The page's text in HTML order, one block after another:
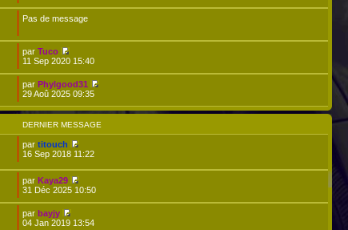
Pas de message
parTuco
11 Sep 2020 15:40
parPhylgood31
29 Aoû 2025 09:35
DERNIER MESSAGE
partitouch
16 Sep 2018 11:22
parKaya29
31 Déc 2025 10:50
parbayjy
04 Jan 2019 13:54